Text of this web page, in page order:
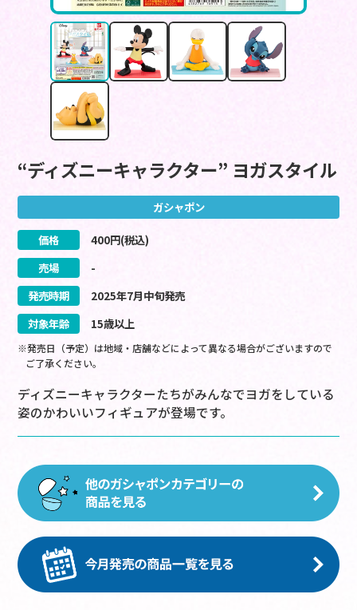
“ディズニーキャラクター” ヨガスタイル
ガシャポン
価格 400円(税込)
売場
-
発売時期
2025年7月中旬発売
対象年齢
15歳以上
※発売日（予定）は地域・店舗などによって異なる場合がございますので
ご了承ください。
ディズニーキャラクターたちがみんなでヨガをしている
姿のかわいいフィギュアが登場です。